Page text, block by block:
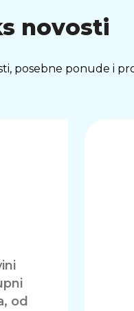
novosti
posebne ponude i
od